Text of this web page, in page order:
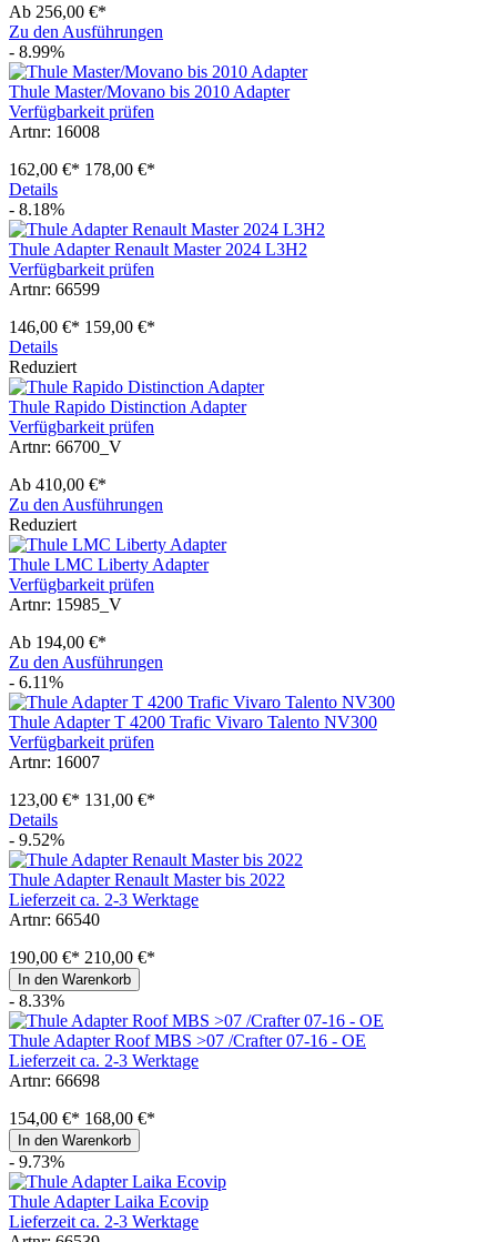
Ab 256,00 €*
Zu den Ausführungen
- 8.99%
Thule Master/Movano bis 2010 Adapter
Verfügbarkeit prüfen
Artnr: 16008
162,00 €* 178,00 €*
Details
- 8.18%
Thule Adapter Renault Master 2024 L3H2
Verfügbarkeit prüfen
Artnr: 66599
146,00 €* 159,00 €*
Details
Reduziert
Thule Rapido Distinction Adapter
Verfügbarkeit prüfen
Artnr: 66700_V
Ab 410,00 €*
Zu den Ausführungen
Reduziert
Thule LMC Liberty Adapter
Verfügbarkeit prüfen
Artnr: 15985_V
Ab 194,00 €*
Zu den Ausführungen
- 6.11%
Thule Adapter T 4200 Trafic Vivaro Talento NV300
Verfügbarkeit prüfen
Artnr: 16007
123,00 €* 131,00 €*
Details
- 9.52%
Thule Adapter Renault Master bis 2022
Lieferzeit ca. 2-3 Werktage
Artnr: 66540
190,00 €* 210,00 €*
In den Warenkorb
- 8.33%
Thule Adapter Roof MBS >07 /Crafter 07-16 - OE
Lieferzeit ca. 2-3 Werktage
Artnr: 66698
154,00 €* 168,00 €*
In den Warenkorb
- 9.73%
Thule Adapter Laika Ecovip
Lieferzeit ca. 2-3 Werktage